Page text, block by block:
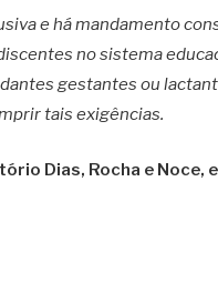
e há mandamento
no sistema
gestantes ou
tais exigências.
Dias, Rocha e Noce,